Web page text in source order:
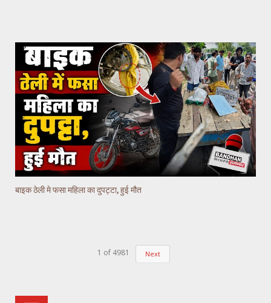
बाइक ठेली मे फसा महिला का दुपट्टा, हुई मौत
1 of 4981 Next